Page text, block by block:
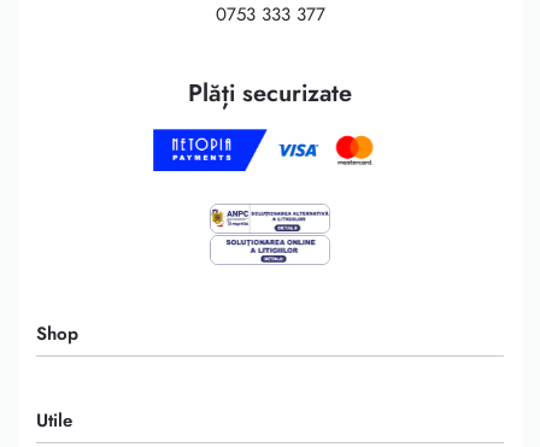
0753 333 377
Shop
Fuste
Utile
Plăți securizate